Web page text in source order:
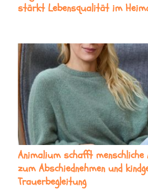
stärkt Lebensqualität im
Animalium schafft
zum Abschiednehmen und
Trauerbegleitung